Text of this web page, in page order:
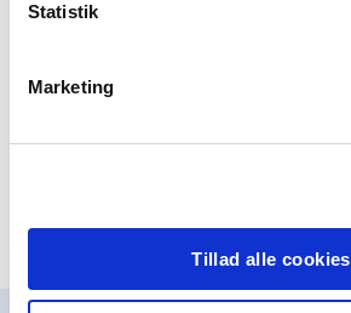
Statistik
Marketing
Tillad alle cookies